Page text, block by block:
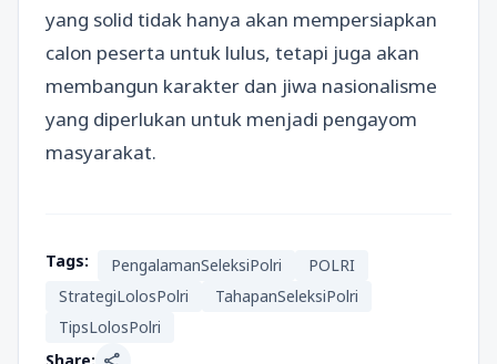
yang solid tidak hanya akan mempersiapkan
calon peserta untuk lulus, tetapi juga akan
membangun karakter dan jiwa nasionalisme
yang diperlukan untuk menjadi pengayom
masyarakat.
Tags: PengalamanSeleksiPolri
POLRI
StrategiLolosPolri
TahapanSeleksiPolri
TipsLolosPolri